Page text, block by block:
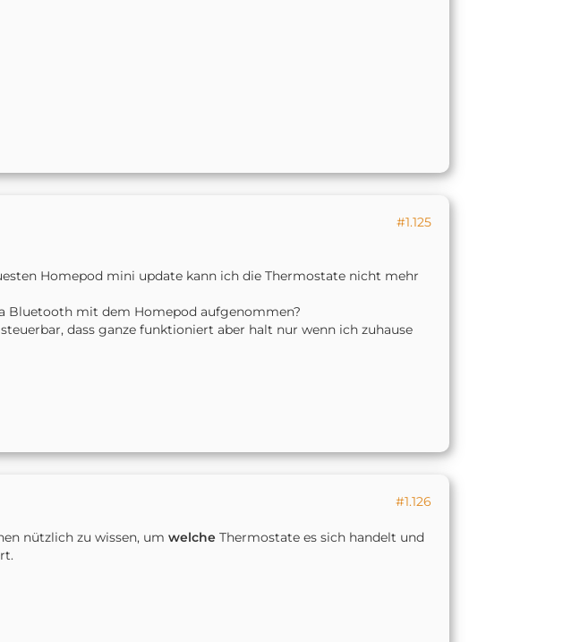
#1.125
Homepod mini update kann ich die Thermostate nicht mehr
Bluetooth mit dem Homepod aufgenommen?
dass ganze funktioniert aber halt nur wenn ich zuhause
#1.126
nützlich zu wissen, um welche Thermostate es sich handelt und